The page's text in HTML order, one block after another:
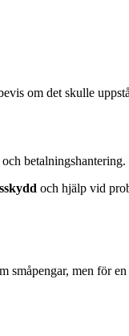
om det skulle
betalningshantering.
och hjälp vid
småpengar, men för